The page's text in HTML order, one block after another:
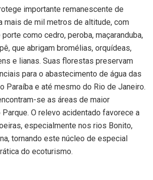
importante remanescente de
mais de mil metros de altitude, com
como cedro, peroba, maçaranduba,
que abrigam bromélias, orquídeas,
e lianas. Suas florestas preservam
para o abastecimento de água das
Paraíba e até mesmo do Rio de Janeiro.
se as áreas de maior
O relevo acidentado favorece a
especialmente nos rios Bonito,
tornando este núcleo de especial
do ecoturismo.